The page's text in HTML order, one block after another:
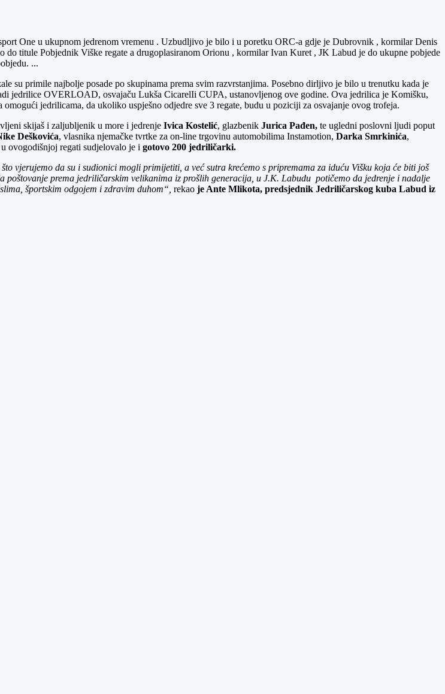
One u ukupnom jedrenom vremenu . Uzbudljivo je bilo i u poretku ORC-a gdje je Dubrovnik , kormilar Denis
titule Pobjednik Viške regate a drugoplasiranom Orionu , kormilar Ivan Kuret , JK Labud je do ukupne pobjede
...
su primile najbolje posade po skupinama prema svim razvrstanjima. Posebno dirljivo je bilo u trenutku kada je
jedrilice OVERLOAD, osvajaču Lukša CicarelIi CUPA, ustanovljenog ove godine. Ova jedrilica je Komišku,
jedrilicama, da ukoliko uspješno odjedre sve 3 regate, budu u poziciji za osvajanje ovog trofeja.
skijaš i zaljubljenik u more i jedrenje Ivica Kostelić, glazbenik Jurica Pađen, te ugledni poslovni ljudi poput
Deškovića, vlasnika njemačke tvrtke za on-line trgovinu automobilima Instamotion, Darka Smrkinića,
ovogodišnjoj regati sudjelovalo je i gotovo 200 jedriličarki.
vjerujemo da su i sudionici mogli primijetiti, a već sutra krećemo s pripremama za iduću Višku koja će biti još
prema jedriličarskim velikanima iz prošlih generacija, u J.K. Labudu potičemo da jedrenje i nadalje
športskim odgojem i zdravim duhom“, rekao je Ante Mlikota, predsjednik Jedriličarskog kuba Labud iz